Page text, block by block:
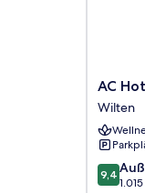
AC
Hotel
by
Marriott
Wilten
AC
Wilten
9.4
von
9,4